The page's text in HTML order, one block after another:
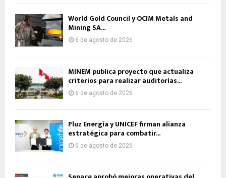
World Gold Council y OCIM Metals and
Mining SA...
6 de agosto de 2026
MINEM publica proyecto que actualiza
criterios para realizar auditorías...
6 de agosto de 2026
Pluz Energía y UNICEF firman alianza
estratégica para combatir...
6 de agosto de 2026